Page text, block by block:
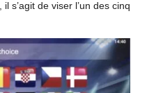
s’agit de viser l’un des cinq